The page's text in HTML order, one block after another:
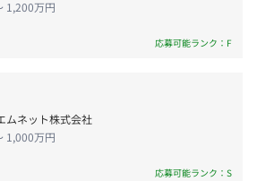
する技術を開発し、リチャード
来社会の構築に貢献しています。
を募集しています。 【当社
端技術に触れる機会 微気象予測
的な技術分野で活躍できる環境
理シミュレーションと深層学習の
1,200万円
応募可能ランク：F
ムネット株式会社
1,000万円
応募可能ランク：S